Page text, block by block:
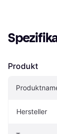
Produkt
Hersteller